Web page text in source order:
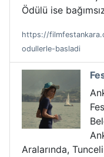
Ödülü ise
https://
odullerle-basladi
Aralarında,